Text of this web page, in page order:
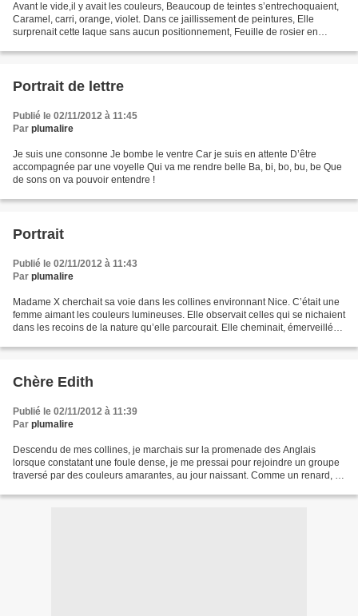
Avant le vide,il y avait les couleurs, Beaucoup de teintes s’entrechoquaient,
Caramel, carri, orange, violet. Dans ce jaillissement de peintures, Elle
surprenait cette laque sans aucun positionnement, Feuille de rosier en
Portrait de lettre
Publié le 02/11/2012 à 11:45
Par plumalire
Je suis une consonne Je bombe le ventre Car je suis en attente D’être
accompagnée par une voyelle Qui va me rendre belle Ba, bi, bo, bu, be Que
de sons on va pouvoir entendre !
Portrait
Publié le 02/11/2012 à 11:43
Par plumalire
Madame X cherchait sa voie dans les collines environnant Nice. C’était une
femme aimant les couleurs lumineuses. Elle observait celles qui se nichaient
dans les recoins de la nature qu’elle parcourait. Elle cheminait, émerveillée
Chère Edith
Publié le 02/11/2012 à 11:39
Par plumalire
Descendu de mes collines, je marchais sur la promenade des Anglais
lorsque constatant une foule dense, je me pressai pour rejoindre un groupe
traversé par des couleurs amarantes, au jour naissant. Comme un renard, je